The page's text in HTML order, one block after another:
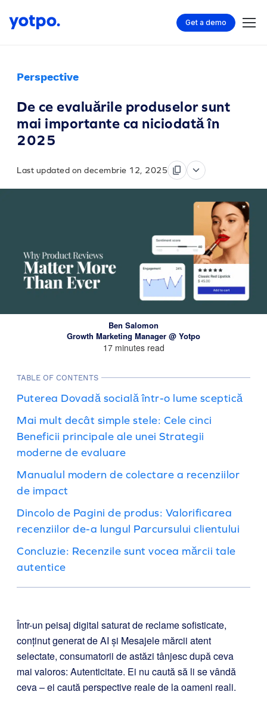
Get a demo
Perspective
De ce evaluările produselor sunt
mai importante ca niciodată în
2025
Last updated on decembrie 12, 2025
Ben Salomon
Growth Marketing Manager @ Yotpo
17 minutes read
TABLE OF CONTENTS
Puterea Dovadă socială într-o lume sceptică
Mai mult decât simple stele: Cele cinci
Beneficii principale ale unei Strategii
moderne de evaluare
Manualul modern de colectare a recenziilor
de impact
Dincolo de Pagini de produs: Valorificarea
recenziilor de-a lungul Parcursului clientului
Concluzie: Recenzile sunt vocea mărcii tale
autentice
Într-un peisaj digital saturat de reclame sofisticate,
conținut generat de AI și Mesajele mărcii atent
selectate, consumatorii de astăzi tânjesc după ceva
mai valoros: Autenticitate. Ei nu caută să li se vândă
ceva – ei caută perspective reale de la oameni reali.